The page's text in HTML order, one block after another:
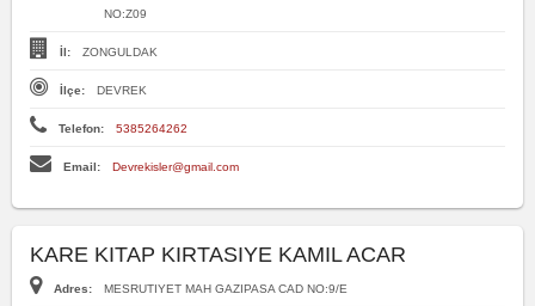
NO:Z09
İl: ZONGULDAK
İlçe: DEVREK
Telefon: 5385264262
Email: Devrekisler@gmail.com
KARE KITAP KIRTASIYE KAMIL ACAR
Adres: MESRUTIYET MAH GAZIPASA CAD NO:9/E